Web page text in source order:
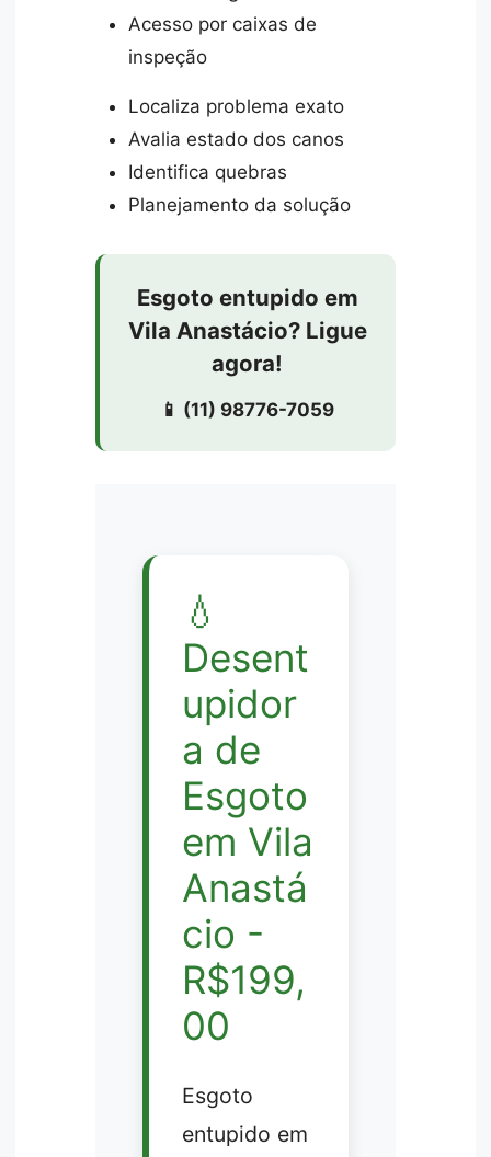
Acesso por caixas de
inspeção
Localiza problema exato
Avalia estado dos canos
Identifica quebras
Planejamento da solução
Esgoto entupido em
Vila Anastácio? Ligue
agora!
📱 (11) 98776-7059
💧
Desent
upidor
a de
Esgoto
em Vila
Anastá
cio -
R$199,
00
Esgoto
entupido em